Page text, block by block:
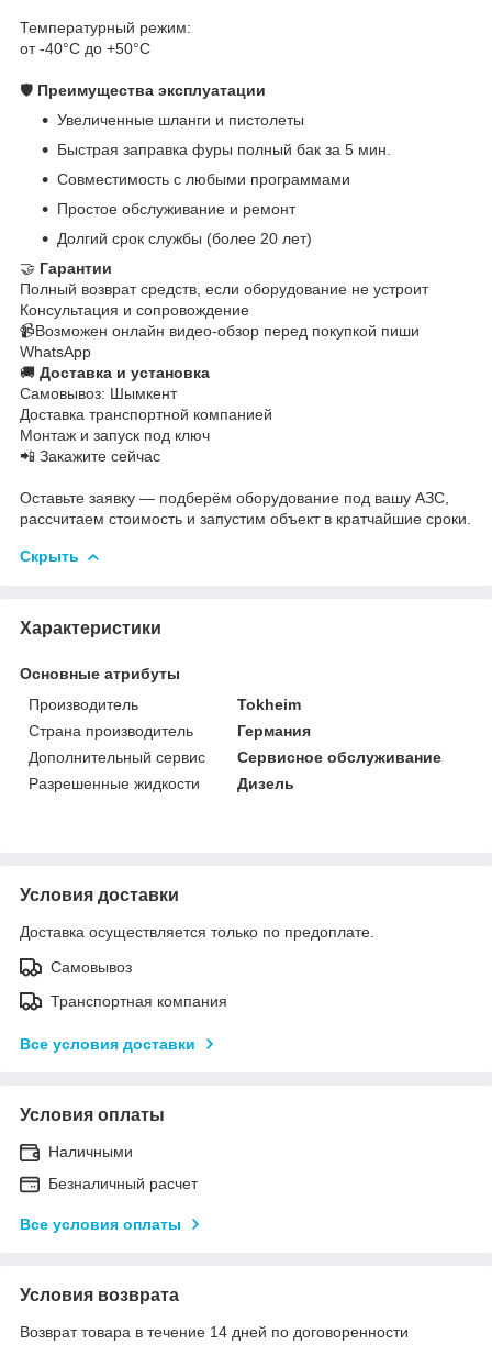
Температурный режим:
от -40°C до +50°C
🛡️ Преимущества эксплуатации
Увеличенные шланги и пистолеты
Быстрая заправка фуры полный бак за 5 мин.
Совместимость с любыми программами
Простое обслуживание и ремонт
Долгий срок службы (более 20 лет)
🤝 Гарантии
Полный возврат средств, если оборудование не устроит
Консультация и сопровождение
📹Возможен онлайн видео-обзор перед покупкой пиши
WhatsApp
🚚 Доставка и установка
Самовывоз: Шымкент
Доставка транспортной компанией
Монтаж и запуск под ключ
📲 Закажите сейчас
Оставьте заявку — подберём оборудование под вашу АЗС,
рассчитаем стоимость и запустим объект в кратчайшие сроки.
Скрыть
Характеристики
Основные атрибуты
Производитель
Tokheim
Страна производитель
Германия
Дополнительный сервис
Сервисное обслуживание
Разрешенные жидкости
Дизель
Условия доставки
Доставка осуществляется только по предоплате.
Самовывоз
Транспортная компания
Все условия доставки
Условия оплаты
Наличными
Безналичный расчет
Все условия оплаты
Условия возврата
Возврат товара в течение 14 дней по договоренности